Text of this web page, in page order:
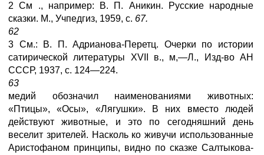
2 См ., например: В. П. Аникин. Русские народные
сказки. М., Учпедгиз, 1959, с. 67.
62
3 См.: В. П. Адрианова-Перетц. Очерки по истории
сатирической литературы XVII в., м,—Л., Изд-во АН
СССР, 1937, с. 124—224.
63
медий обозначил наименованиями животных:
«Птицы», «Осы», «Лягушки». В них вместо людей
действуют животные, и это по сегодняшний день
веселит зрителей. Насколь ко живучи использованные
Аристофаном принципы, видно по сказке Салтыкова-